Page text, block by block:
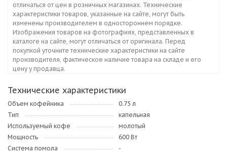
отличаться от цен в розничных магазинах. Технические
характеристики товаров, указанные на сайте, могут быть
изменены производителем в одностороннем порядке.
Изображения товаров на фотографиях, представленных в
каталоге на сайте, могут отличаться от оригинала. Перед
покупкой уточните технические характеристики на сайте
производителя, фактическое наличие товара на складе и его
цену у продавца.
Технические характеристики
Объем кофейника
0.75 л
Тип
капельная
Используемый кофе
молотый
Мощность
600 Вт
Система помола
-